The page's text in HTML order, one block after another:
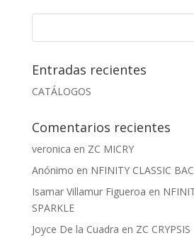
Entradas recientes
CATÁLOGOS
Comentarios recientes
veronica en ZC MICRY
Anónimo en NFINITY CLASSIC
Isamar Villamur Figueroa en
SPARKLE
Joyce De la Cuadra en ZC CRYPSIS